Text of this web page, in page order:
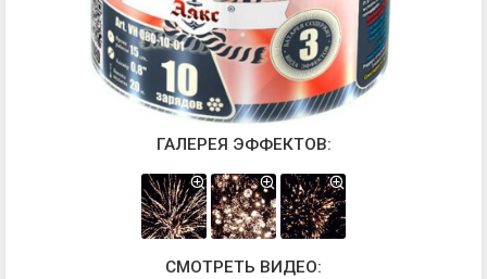
ГАЛЕРЕЯ ЭФФЕКТОВ:
СМОТРЕТЬ ВИДЕО: